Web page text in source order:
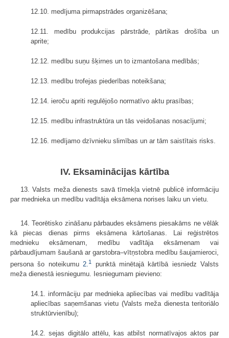
12.10. medījuma pirmapstrādes organizēšana;
12.11. medību produkcijas pārstrāde, pārtikas drošība un
aprite;
12.12. medību suņu šķirnes un to izmantošana medībās;
12.13. medību trofejas piederības noteikšana;
12.14. ieroču apriti regulējošo normatīvo aktu prasības;
12.15. medību infrastruktūra un tās veidošanas nosacījumi;
12.16. medījamo dzīvnieku slimības un ar tām saistītais risks.
IV. Eksaminācijas kārtība
13. Valsts meža dienests savā tīmekļa vietnē publicē informāciju
par mednieka un medību vadītāja eksāmena norises laiku un vietu.
14. Teorētisko zināšanu pārbaudes eksāmens piesakāms ne vēlāk
kā piecas dienas pirms eksāmena kārtošanas. Lai reģistrētos
mednieku eksāmenam, medību vadītāja eksāmenam vai
pārbaudījumam šaušanā ar garstobra–vītņstobra medību šaujamieroci,
persona šo noteikumu2.1
punktā minētajā kārtībā iesniedz Valsts
meža dienestā iesniegumu. Iesniegumam pievieno:
14.1. informāciju par mednieka apliecības vai medību vadītāja
apliecības saņemšanas vietu (Valsts meža dienesta teritoriālo
struktūrvienību);
14.2. sejas digitālo attēlu, kas atbilst normatīvajos aktos par